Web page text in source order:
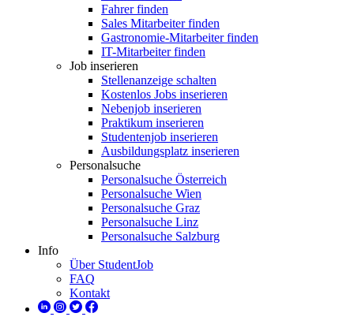
Fahrer finden
Sales Mitarbeiter finden
Gastronomie-Mitarbeiter finden
IT-Mitarbeiter finden
Job inserieren
Stellenanzeige schalten
Kostenlos Jobs inserieren
Nebenjob inserieren
Praktikum inserieren
Studentenjob inserieren
Ausbildungsplatz inserieren
Personalsuche
Personalsuche Österreich
Personalsuche Wien
Personalsuche Graz
Personalsuche Linz
Personalsuche Salzburg
Info
Über StudentJob
FAQ
Kontakt